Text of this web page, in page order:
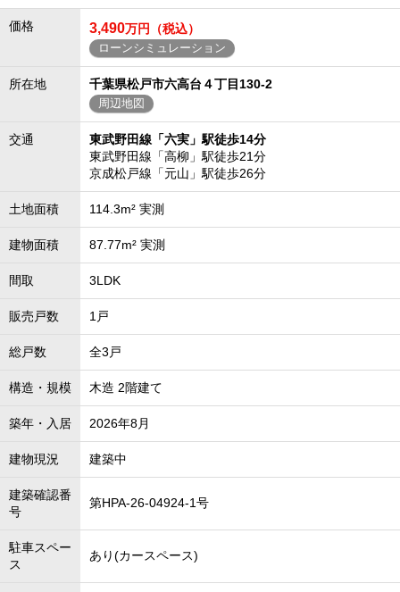
価格 3,490万円（税込）
ローンシミュレーション
所在地 千葉県松戸市六高台４丁目130-2
周辺地図
交通
東武野田線「六実」駅徒歩14分
東武野田線「高柳」駅徒歩21分
京成松戸線「元山」駅徒歩26分
土地面積 114.3m² 実測
建物面積 87.77m² 実測
間取 3LDK
販売戸数 1戸
総戸数 全3戸
構造・規模 木造 2階建て
築年・入居 2026年8月
建物現況 建築中
建築確認番
号
第HPA-26-04924-1号
駐車スペー
ス
あり(カースペース)